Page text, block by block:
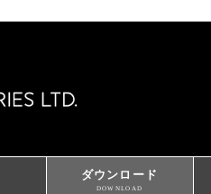
ダウンロード
DOWNLOAD